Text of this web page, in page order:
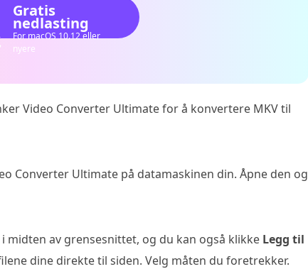
Gratis
nedlasting
For macOS 10.12 eller
nyere
Video Converter Ultimate for å konvertere MKV til
Converter Ultimate på datamaskinen din. Åpne den og
midten av grensesnittet, og du kan også klikke Legg til
dine direkte til siden. Velg måten du foretrekker.